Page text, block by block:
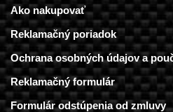
Ako nakupovať
Reklamačný poriadok
Ochrana osobných údajov a
Reklamačný formulár
Formulár odstúpenia od zmluvy